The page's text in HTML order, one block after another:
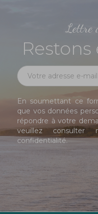
Lettre
En soumettant ce
que vos données
répondre à votre
veuillez
confidentialité.